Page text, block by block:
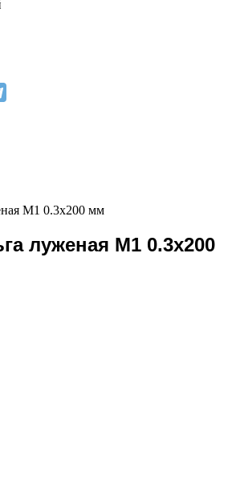
М1 0.3х200 мм
луженая М1 0.3х200